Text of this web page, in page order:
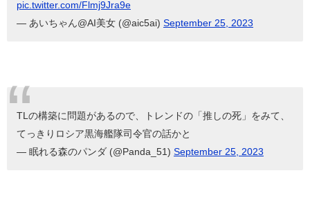
pic.twitter.com/Flmj9Jra9e
— あいちゃん@AI美女 (@aic5ai) September 25, 2023
TLの構築に問題があるので、トレンドの「推しの死」をみて、
てっきりロシア黒海艦隊司令官の話かと
— 眠れる森のパンダ (@Panda_51) September 25, 2023